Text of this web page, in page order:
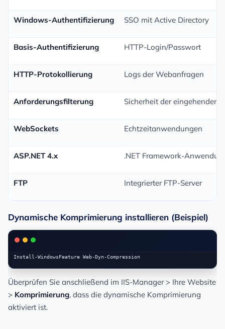
Windows-Authentifizierung SSO mit Active Directory
Basis-Authentifizierung HTTP-Login/Passwort
HTTP-Protokollierung Logs der Webanfragen
Anforderungsfilterung Sicherheit der eingehenden
WebSockets Echtzeitanwendungen
ASP.NET 4.x .NET Framework-
FTP Integrierter FTP-Server
Dynamische Komprimierung installieren (Beispiel)
Überprüfen Sie anschließend im IIS-Manager > Ihre Website
> Komprimierung, dass die dynamische Komprimierung
aktiviert ist.